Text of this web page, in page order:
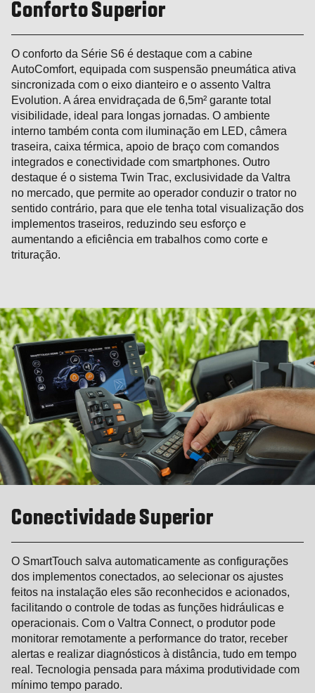
Conforto Superior
O conforto da Série S6 é destaque com a cabine
AutoComfort, equipada com suspensão pneumática ativa
sincronizada com o eixo dianteiro e o assento Valtra
Evolution. A área envidraçada de 6,5m² garante total
visibilidade, ideal para longas jornadas. O ambiente
interno também conta com iluminação em LED, câmera
traseira, caixa térmica, apoio de braço com comandos
integrados e conectividade com smartphones. Outro
destaque é o sistema Twin Trac, exclusividade da Valtra
no mercado, que permite ao operador conduzir o trator no
sentido contrário, para que ele tenha total visualização dos
implementos traseiros, reduzindo seu esforço e
aumentando a eficiência em trabalhos como corte e
trituração.
Conectividade Superior
O SmartTouch salva automaticamente as configurações
dos implementos conectados, ao selecionar os ajustes
feitos na instalação eles são reconhecidos e acionados,
facilitando o controle de todas as funções hidráulicas e
operacionais. Com o Valtra Connect, o produtor pode
monitorar remotamente a performance do trator, receber
alertas e realizar diagnósticos à distância, tudo em tempo
real. Tecnologia pensada para máxima produtividade com
mínimo tempo parado.